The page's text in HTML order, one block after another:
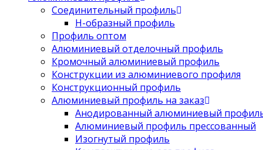
Соединительный профиль
Н-образный профиль
Профиль оптом
Алюминиевый отделочный профиль
Кромочный алюминиевый профиль
Конструкции из алюминиевого профиля
Конструкционный профиль
Алюминиевый профиль на заказ
Анодированный алюминиевый
Алюминиевый профиль прессованный
Изогнутый профиль